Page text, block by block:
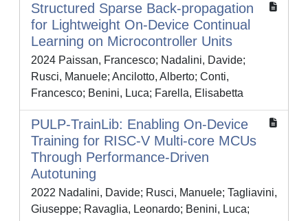
Structured Sparse Back-propagation
for Lightweight On-Device Continual
Learning on Microcontroller Units
2024 Paissan, Francesco; Nadalini, Davide;
Rusci, Manuele; Ancilotto, Alberto; Conti,
Francesco; Benini, Luca; Farella, Elisabetta
PULP-TrainLib: Enabling On-Device
Training for RISC-V Multi-core MCUs
Through Performance-Driven
Autotuning
2022 Nadalini, Davide; Rusci, Manuele; Tagliavini,
Giuseppe; Ravaglia, Leonardo; Benini, Luca;